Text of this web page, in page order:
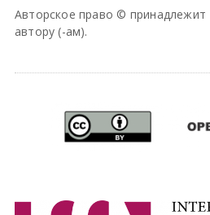
Авторское право © принадлежит
автору (-ам).